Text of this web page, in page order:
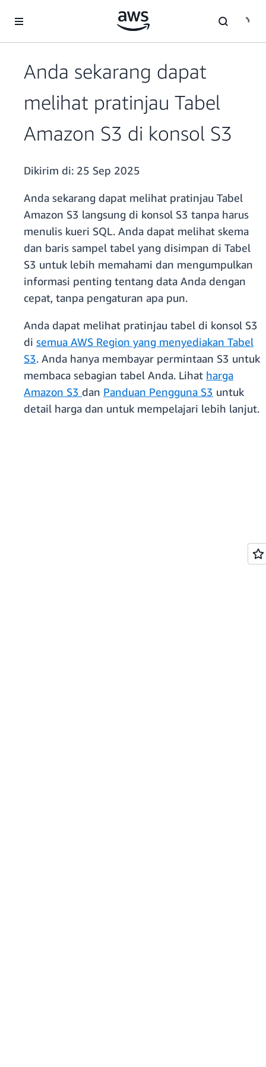
Anda sekarang dapat
melihat pratinjau Tabel
Amazon S3 di konsol S3
Dikirim di: 25 Sep 2025
Anda sekarang dapat melihat pratinjau Tabel
Amazon S3 langsung di konsol S3 tanpa harus
menulis kueri SQL. Anda dapat melihat skema
dan baris sampel tabel yang disimpan di Tabel
S3 untuk lebih memahami dan mengumpulkan
informasi penting tentang data Anda dengan
cepat, tanpa pengaturan apa pun.
Anda dapat melihat pratinjau tabel di konsol S3
di semua AWS Region yang menyediakan Tabel
S3. Anda hanya membayar permintaan S3 untuk
membaca sebagian tabel Anda. Lihat harga
Amazon S3 dan Panduan Pengguna S3 untuk
detail harga dan untuk mempelajari lebih lanjut.